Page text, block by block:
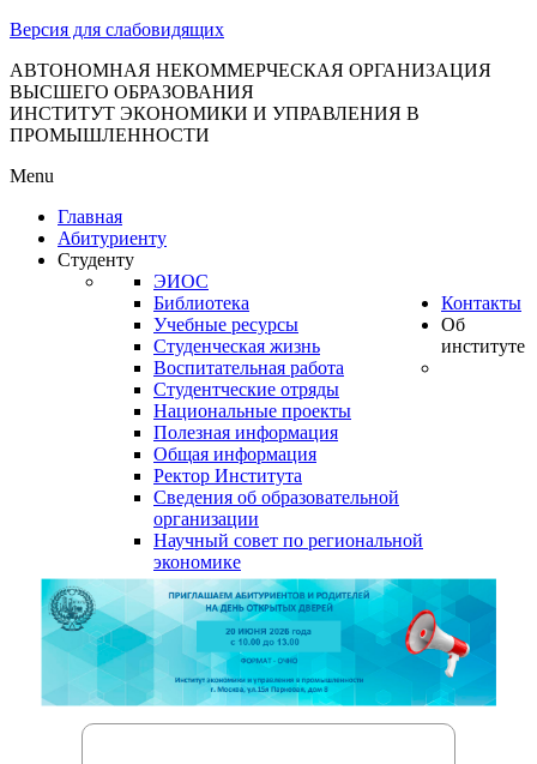
Версия для слабовидящих
АВТОНОМНАЯ НЕКОММЕРЧЕСКАЯ ОРГАНИЗАЦИЯ
ВЫСШЕГО ОБРАЗОВАНИЯ
ИНСТИТУТ ЭКОНОМИКИ И УПРАВЛЕНИЯ В
ПРОМЫШЛЕННОСТИ
Menu
Главная
Абитуриенту
Студенту
ЭИОС
Библиотека
Учебные ресурсы
Студенческая жизнь
Воспитательная работа
Студентческие отряды
Национальные проекты
Полезная информация
Контакты
Об
институте
Общая информация
Ректор Института
Сведения об образовательной
организации
Научный совет по региональной
экономике